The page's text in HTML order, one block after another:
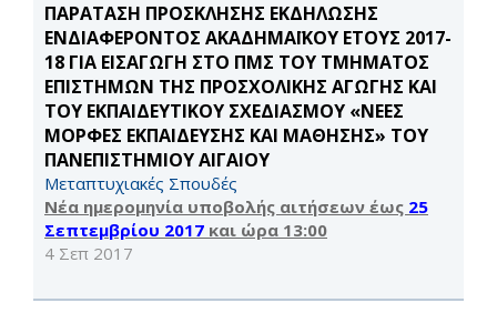
ΠΑΡΑΤΑΣΗ ΠΡΟΣΚΛΗΣΗΣ ΕΚΔΗΛΩΣΗΣ
ΕΝΔΙΑΦΕΡΟΝΤΟΣ ΑΚΑΔΗΜΑΪΚΟΥ ΕΤΟΥΣ 2017-
18 ΓΙΑ ΕΙΣΑΓΩΓΗ ΣΤΟ ΠΜΣ ΤΟΥ ΤΜΗΜΑΤΟΣ
ΕΠΙΣΤΗΜΩΝ ΤΗΣ ΠΡΟΣΧΟΛΙΚΗΣ ΑΓΩΓΗΣ ΚΑΙ
ΤΟΥ ΕΚΠΑΙΔΕΥΤΙΚΟΥ ΣΧΕΔΙΑΣΜΟΥ «ΝΕΕΣ
ΜΟΡΦΕΣ ΕΚΠΑΙΔΕΥΣΗΣ ΚΑΙ ΜΑΘΗΣΗΣ» ΤΟΥ
ΠΑΝΕΠΙΣΤΗΜΙΟΥ ΑΙΓΑΙΟΥ
Μεταπτυχιακές Σπουδές
Νέα ημερομηνία υποβολής αιτήσεων έως 25
Σεπτεμβρίου 2017 και ώρα 13:00
4 Σεπ 2017